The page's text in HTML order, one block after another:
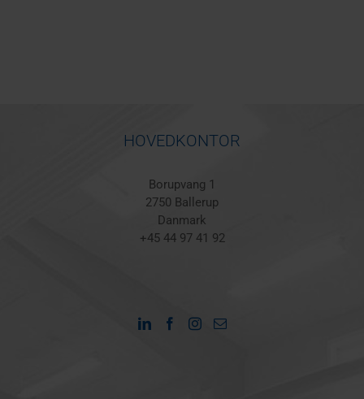
HOVEDKONTOR
Borupvang 1
2750 Ballerup
Danmark
+45 44 97 41 92